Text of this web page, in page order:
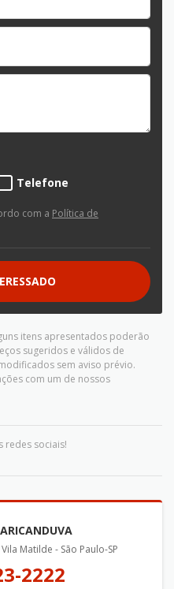
Telefone
com a Política de
itens apresentados poderão
sugeridos e válidos de
sem aviso prévio.
com um de nossos
redes sociais!
Matilde - São Paulo-SP
2222